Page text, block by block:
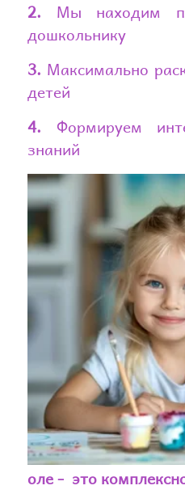
2. Мы находим
дошкольнику
3. Максимально
детей
4. Формируем
знаний
оле - это